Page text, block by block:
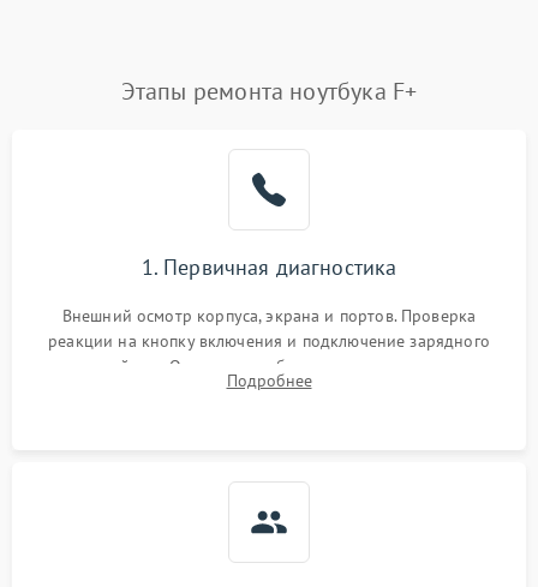
Этапы ремонта ноутбука F+
1. Первичная диагностика
Внешний осмотр корпуса, экрана и портов. Проверка
реакции на кнопку включения и подключение зарядного
устройства. Оценка потребления тока с помощью
лабораторного блока питания для локализации проблемы.
Подробнее